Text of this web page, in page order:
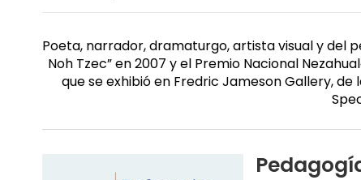
Poeta, narrador, dramaturgo, artista visual y del
Noh Tzec” en 2007 y el Premio Nacional
que se exhibió en Fredric Jameson Gallery,